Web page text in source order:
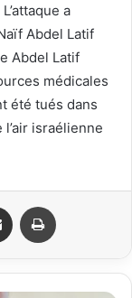
a
Abdel Latif
Abdel Latif
médicales
été tués dans
israélienne
Partager par email